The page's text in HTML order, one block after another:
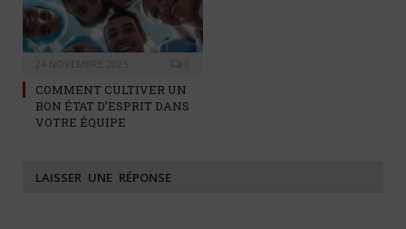
COMMENT CULTIVER UN
BON ÉTAT D’ESPRIT DANS
VOTRE ÉQUIPE
LAISSER UNE RÉPONSE